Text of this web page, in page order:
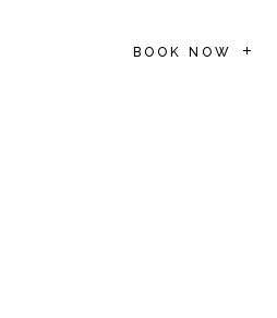
BOOK NOW